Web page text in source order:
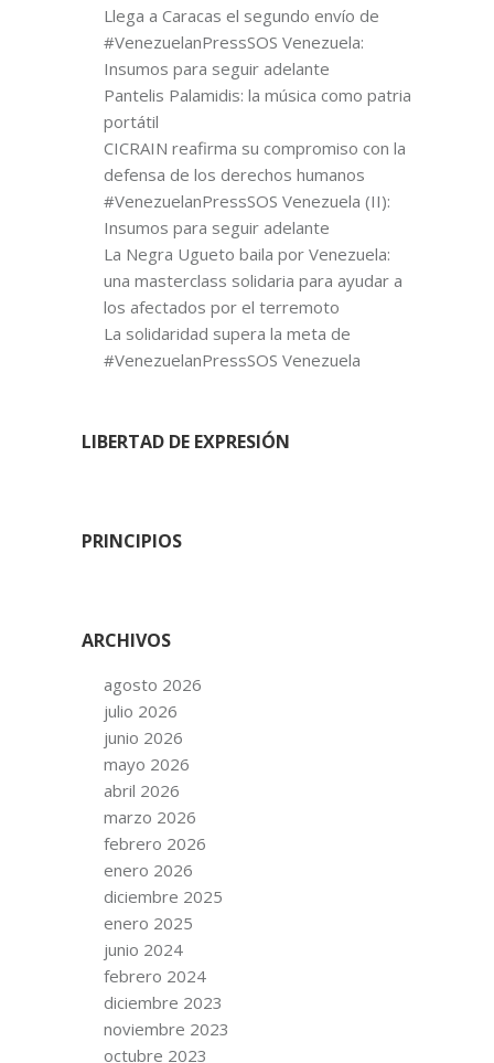
Llega a Caracas el segundo envío de
#VenezuelanPressSOS Venezuela:
Insumos para seguir adelante
Pantelis Palamidis: la música como patria
portátil
CICRAIN reafirma su compromiso con la
defensa de los derechos humanos
#VenezuelanPressSOS Venezuela (II):
Insumos para seguir adelante
La Negra Ugueto baila por Venezuela:
una masterclass solidaria para ayudar a
los afectados por el terremoto
La solidaridad supera la meta de
#VenezuelanPressSOS Venezuela
LIBERTAD DE EXPRESIÓN
PRINCIPIOS
ARCHIVOS
agosto 2026
julio 2026
junio 2026
mayo 2026
abril 2026
marzo 2026
febrero 2026
enero 2026
diciembre 2025
enero 2025
junio 2024
febrero 2024
diciembre 2023
noviembre 2023
octubre 2023